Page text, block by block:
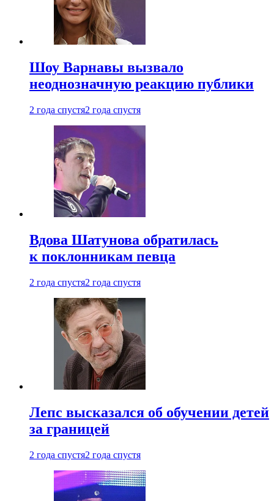
Шоу Варнавы вызвало
неоднозначную реакцию публики
2 года спустя2 года спустя
Вдова Шатунова обратилась
к поклонникам певца
2 года спустя2 года спустя
Лепс высказался об обучении детей
за границей
2 года спустя2 года спустя